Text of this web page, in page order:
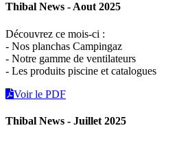
Thibal News - Aout 2025
Découvrez ce mois-ci :
- Nos planchas Campingaz
- Notre gamme de ventilateurs
- Les produits piscine et catalogues
Voir le PDF
Thibal News - Juillet 2025